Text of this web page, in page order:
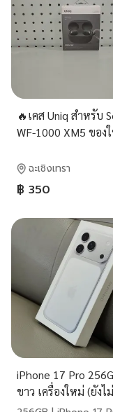
🔥เคส Uniq สำหรับ
WF-1000 XM5 ของ
มาฉะเชิงเทรา
฿ 350
iPhone 17 Pro
ขาว เครื่องใหม่ (ยังไ
ไม่ Active)